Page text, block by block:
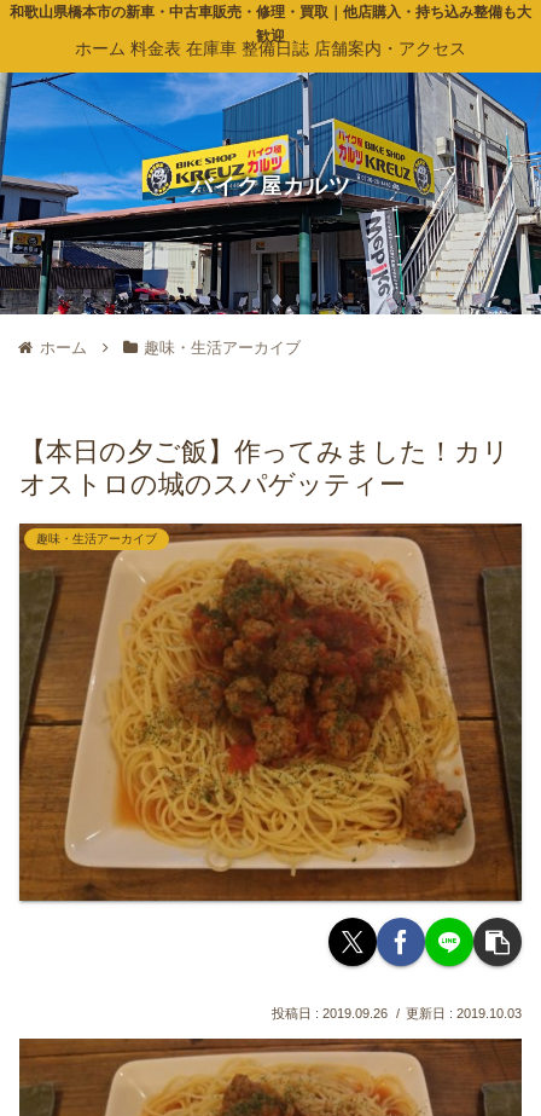
和歌山県橋本市の新車・中古車販売・修理・買取｜他店購入・持ち込み整備も大
歓迎
バイク屋カルツ
ホーム 料金表 在庫車 整備日誌 店舗案内・アクセス
ホーム 趣味・生活アーカイブ
【本日の夕ご飯】作ってみました！カリ
オストロの城のスパゲッティー
趣味・生活アーカイブ
2019.09.26 2019.10.03